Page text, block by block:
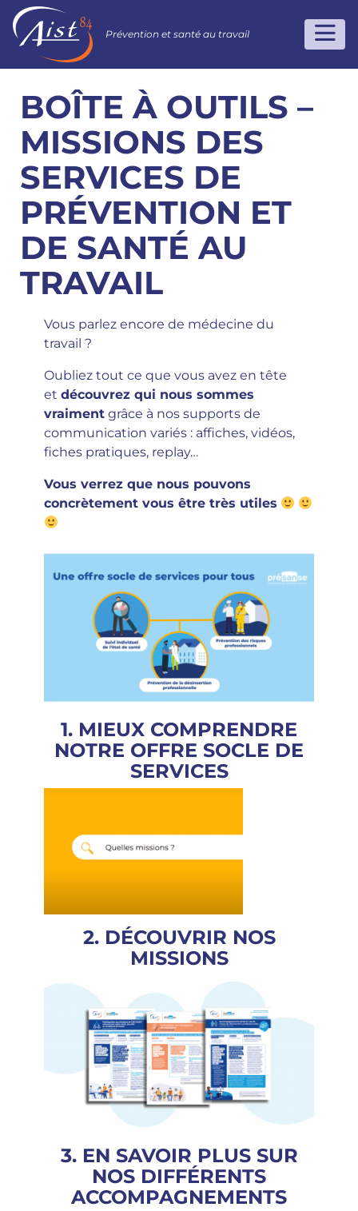
Prévention et santé au travail
BOÎTE À OUTILS –
MISSIONS DES
SERVICES DE
PRÉVENTION ET
DE SANTÉ AU
TRAVAIL
Vous parlez encore de médecine du
travail ?
Oubliez tout ce que vous avez en tête
et découvrez qui nous sommes
vraiment grâce à nos supports de
communication variés : affiches, vidéos,
fiches pratiques, replay…
Vous verrez que nous pouvons
concrètement vous être très utiles
1. MIEUX COMPRENDRE
NOTRE OFFRE SOCLE DE
SERVICES
2. DÉCOUVRIR NOS
MISSIONS
3. EN SAVOIR PLUS SUR
NOS DIFFÉRENTS
ACCOMPAGNEMENTS